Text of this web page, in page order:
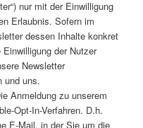
nur mit der Einwilligung
Erlaubnis. Sofern im
dessen Inhalte konkret
der Nutzer
Newsletter
und uns.
Anmeldung zu unserem
Opt-In-Verfahren. D.h.
E-Mail, in der Sie um die